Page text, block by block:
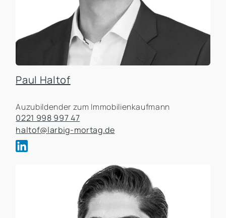
Paul Haltof
Auzubildender zum Immobilienkaufmann
0221 998 997 47
haltof@larbig-mortag.de